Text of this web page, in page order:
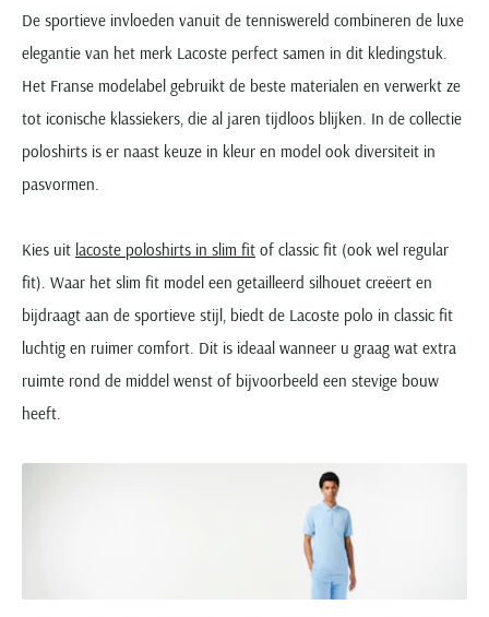
De sportieve invloeden vanuit de tenniswereld combineren de luxe
elegantie van het merk Lacoste perfect samen in dit kledingstuk.
Het Franse modelabel gebruikt de beste materialen en verwerkt ze
tot iconische klassiekers, die al jaren tijdloos blijken. In de collectie
poloshirts is er naast keuze in kleur en model ook diversiteit in
pasvormen.
Kies uit lacoste poloshirts in slim fit of classic fit (ook wel regular
fit). Waar het slim fit model een getailleerd silhouet creëert en
bijdraagt aan de sportieve stijl, biedt de Lacoste polo in classic fit
luchtig en ruimer comfort. Dit is ideaal wanneer u graag wat extra
ruimte rond de middel wenst of bijvoorbeeld een stevige bouw
heeft.